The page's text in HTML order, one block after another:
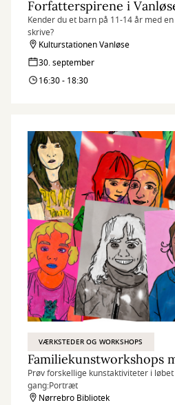
Forfatterspirene i
Kender du et barn på 11-14 år med
skrive?
Kulturstationen Vanløse
30. september
16:30 - 18:30
VÆRKSTEDER OG WORKSHOPS
Familiekunstworkshops
Prøv forskellige kunstaktiviteter i
gang:Portræt
Nørrebro Bibliotek